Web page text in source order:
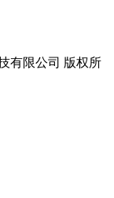
有限公司 版权所